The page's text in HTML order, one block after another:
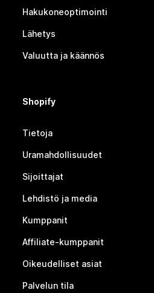
Hakukoneoptimointi
Lähetys
Valuutta ja käännös
Shopify
Tietoja
Uramahdollisuudet
Sijoittajat
Lehdistö ja media
Kumppanit
Affiliate-kumppanit
Oikeudelliset asiat
Palvelun tila